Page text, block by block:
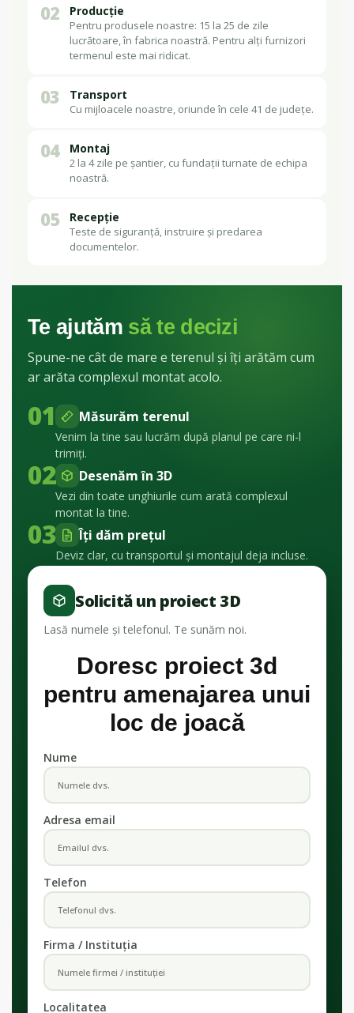
02 Producție
Pentru produsele noastre: 15 la 25 de zile
lucrătoare, în fabrica noastră. Pentru alți furnizori
termenul este mai ridicat.
03 Transport
Cu mijloacele noastre, oriunde în cele 41 de județe.
04 Montaj
2 la 4 zile pe șantier, cu fundații turnate de echipa
noastră.
05 Recepție
Teste de siguranță, instruire și predarea
documentelor.
Te ajutăm să te decizi
Spune-ne cât de mare e terenul și îți arătăm cum
ar arăta complexul montat acolo.
01 Măsurăm terenul
Venim la tine sau lucrăm după planul pe care ni-l
trimiți.
02 Desenăm în 3D
Vezi din toate unghiurile cum arată complexul
montat la tine.
03 Îți dăm prețul
Deviz clar, cu transportul și montajul deja incluse.
Solicită un proiect 3D
Lasă numele și telefonul. Te sunăm noi.
Doresc proiect 3d
pentru amenajarea unui
loc de joacă
Nume
Adresa email
Telefon
Firma / Instituția
Localitatea